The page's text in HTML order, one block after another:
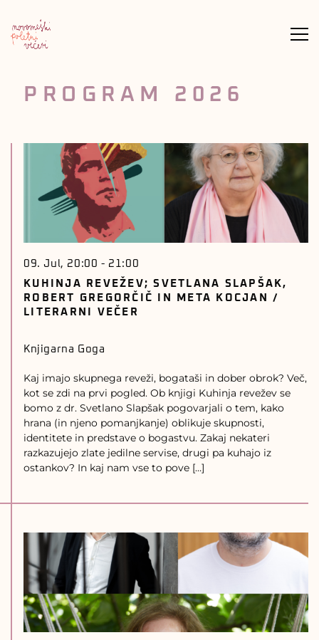
Meni
PROGRAM 2026
KUHINJA REVEŽEV; SVETLANA SLAPŠAK,
ROBERT GREGORČIČ IN META KOCJAN /
LITERARNI VEČER
09. Jul, 20:00 - 21:00
Knjigarna Goga
Kaj imajo skupnega reveži, bogataši in dober obrok? Več,
kot se zdi na prvi pogled. Ob knjigi Kuhinja revežev se
bomo z dr. Svetlano Slapšak pogovarjali o tem, kako
hrana (in njeno pomanjkanje) oblikuje skupnosti,
identitete in predstave o bogastvu. Zakaj nekateri
razkazujejo zlate jedilne servise, drugi pa kuhajo iz
ostankov? In kaj nam vse to pove […]